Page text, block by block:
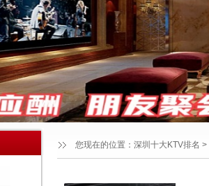
您现在的位置： 深圳十大KTV排名 >